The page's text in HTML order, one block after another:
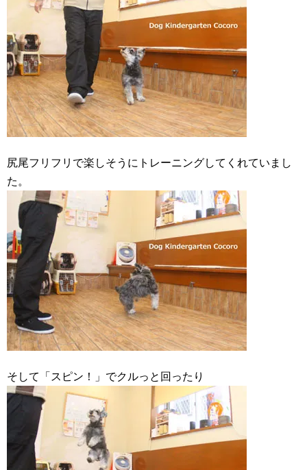
尻尾フリフリで楽しそうにトレーニングしてくれていまし
た。
そして「スピン！」でクルっと回ったり